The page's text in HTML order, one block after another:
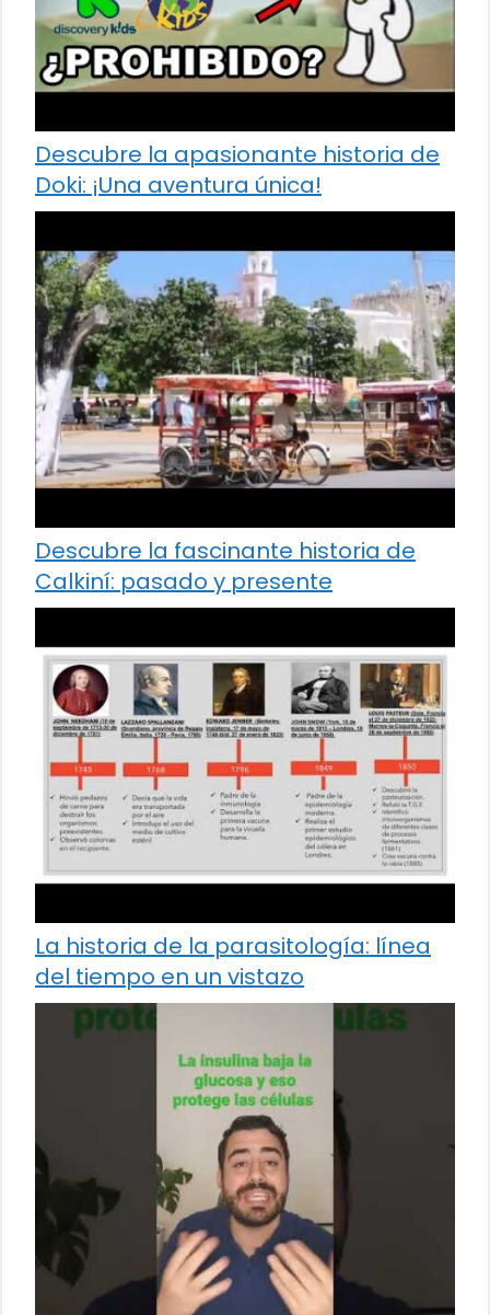
Descubre la apasionante historia de
Doki: ¡Una aventura única!
Descubre la fascinante historia de
Calkiní: pasado y presente
La historia de la parasitología: línea
del tiempo en un vistazo